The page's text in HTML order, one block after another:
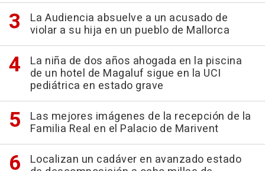
La Audiencia absuelve a un acusado de
violar a su hija en un pueblo de Mallorca
La niña de dos años ahogada en la piscina
de un hotel de Magaluf sigue en la UCI
pediátrica en estado grave
Las mejores imágenes de la recepción de la
Familia Real en el Palacio de Marivent
Localizan un cadáver en avanzado estado